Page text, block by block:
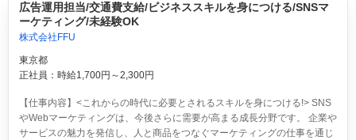
広告運用担当/交通費支給/ビジネススキルを身につける/SNSマ
ーケティング/未経験OK
株式会社FFU
東京都
正社員：時給1,700円～2,300円
【仕事内容】<これからの時代に必要とされるスキルを身につける!> SNS
やWebマーケティングは、今後さらに需要が高まる成長分野です。 企業や
サービスの魅力を発信し、人と商品をつなぐマーケティングの仕事を通じ